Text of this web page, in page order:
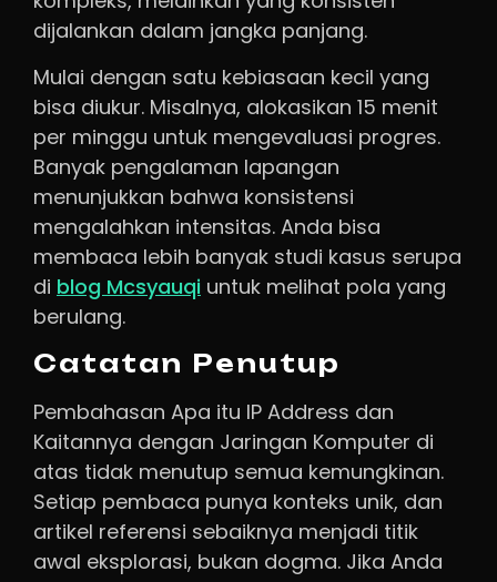
dijalankan dalam jangka panjang.
Mulai dengan satu kebiasaan kecil yang
bisa diukur. Misalnya, alokasikan 15 menit
per minggu untuk mengevaluasi progres.
Banyak pengalaman lapangan
menunjukkan bahwa konsistensi
mengalahkan intensitas. Anda bisa
membaca lebih banyak studi kasus serupa
di blog Mcsyauqi untuk melihat pola yang
berulang.
Catatan Penutup
Pembahasan Apa itu IP Address dan
Kaitannya dengan Jaringan Komputer di
atas tidak menutup semua kemungkinan.
Setiap pembaca punya konteks unik, dan
artikel referensi sebaiknya menjadi titik
awal eksplorasi, bukan dogma. Jika Anda